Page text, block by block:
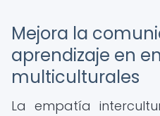
Mejora la
aprendizaje en
multiculturales
La empatía